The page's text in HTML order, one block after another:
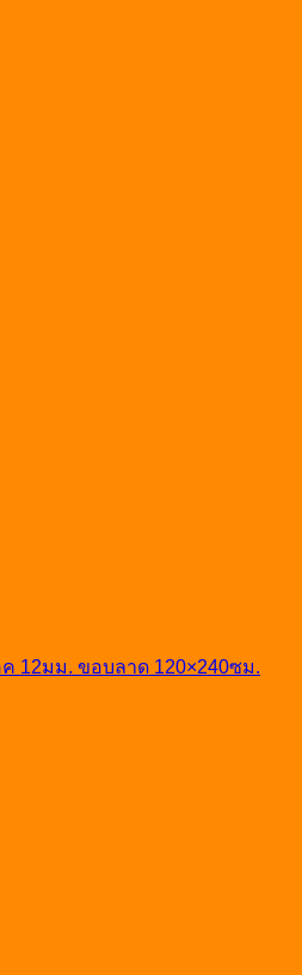
12มม. ขอบลาด 120×240ซม.